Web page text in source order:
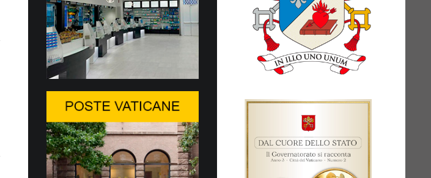
IL BISOGNO DI DIALOGO IN UN MONDO IN
RAPIDO CAMBIAMENTO
In un momento di svolta epocale, Papa Leone XIV ha
assicurato la presenza della Santa Sede...
Tre emissioni numismatiche
Da oggi sono disponibili sull’e-shop della
Commercializzazione Filatelica e Numismatica del
Governatorato dello Stato della Città del Vaticano (CFN) tre